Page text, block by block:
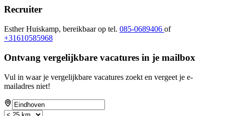
Recruiter
Esther Huiskamp, bereikbaar op tel. 085-0689406 of
+31610585968
Ontvang vergelijkbare vacatures in je mailbox
Vul in waar je vergelijkbare vacatures zoekt en vergeet je e-
mailadres niet!